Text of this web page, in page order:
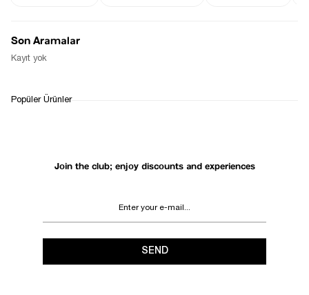
Join the club; enjoy discounts and experiences
SEND
Son Aramalar
Kayıt yok
Popüler Ürünler